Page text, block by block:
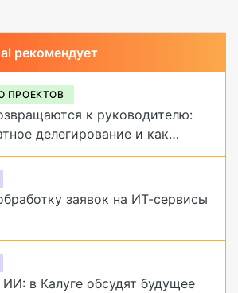
рекомендует
ПРОЕКТОВ
к руководителю:
делегирование и как
заявок на ИТ-сервисы
в Калуге обсудят будущее